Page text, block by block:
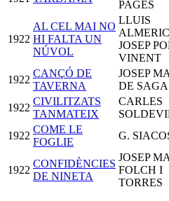
PAGÈS
1922
AL CEL MAI NO
HI FALTA UN
NÚVOL
LLUIS
JOSEP
VINENT
1922
CANÇÓ DE
TAVERNA
JOSEP
DE
1922
CIVILITZATS
TANMATEIX
CARLES
1922
COME LE
FOGLIE
G.
1922
CONFIDÈNCIES
DE NINETA
JOSEP
FOLCH I
TORRES